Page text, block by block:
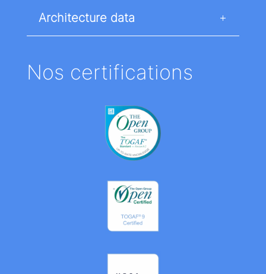
Architecture data
Nos certifications